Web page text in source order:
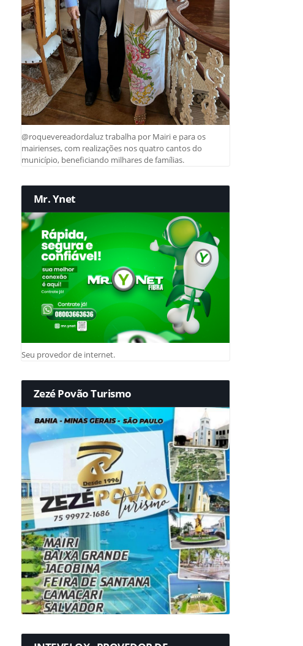
@roquevereadordaluz trabalha por Mairi e para os
mairienses, com realizações nos quatro cantos do
município, beneficiando milhares de famílias.
Mr. Ynet
Seu provedor de internet.
Zezé Povão Turismo